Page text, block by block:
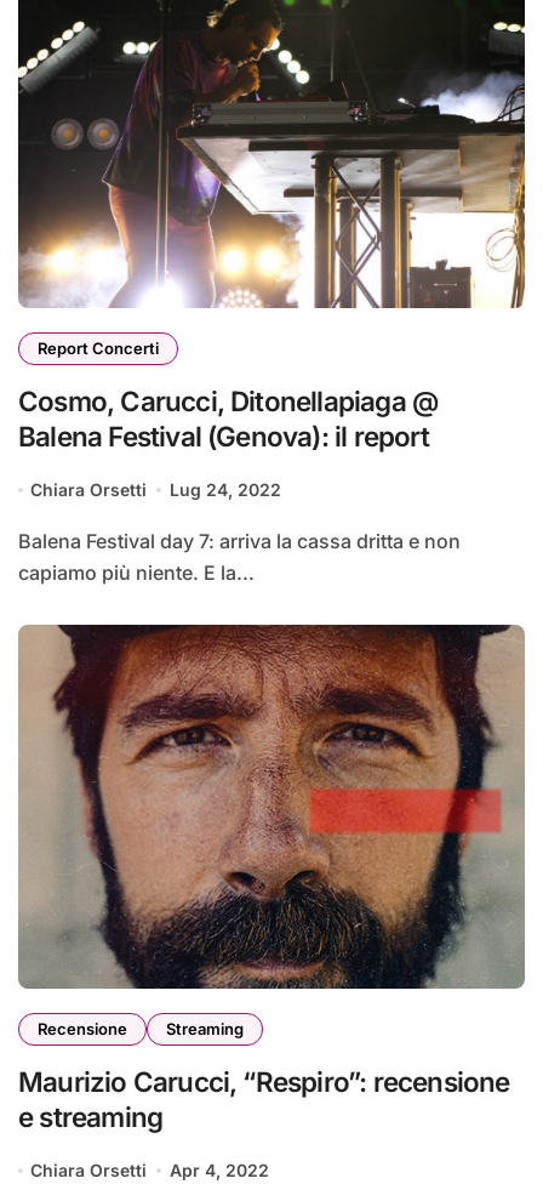
Report Concerti
Cosmo, Carucci, Ditonellapiaga @
Balena Festival (Genova): il report
Chiara Orsetti Lug 24, 2022
Balena Festival day 7: arriva la cassa dritta e non
capiamo più niente. E la...
Recensione Streaming
Maurizio Carucci, “Respiro”: recensione
e streaming
Chiara Orsetti Apr 4, 2022